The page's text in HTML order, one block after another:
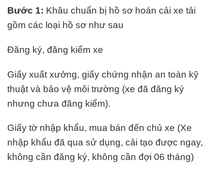
Bước 1: Khâu chuẩn bị hồ sơ hoán cải xe tải
gồm các loại hồ sơ như sau
Đăng ký, đăng kiểm xe
Giấy xuất xưởng, giấy chứng nhận an toàn kỹ
thuật và bảo vệ môi trường (xe đã đăng ký
nhưng chưa đăng kiểm).
Giấy tờ nhập khẩu, mua bán đến chủ xe (Xe
nhập khẩu đã qua sử dụng, cải tạo được ngay,
không cần đăng ký, không cần đợi 06 tháng)